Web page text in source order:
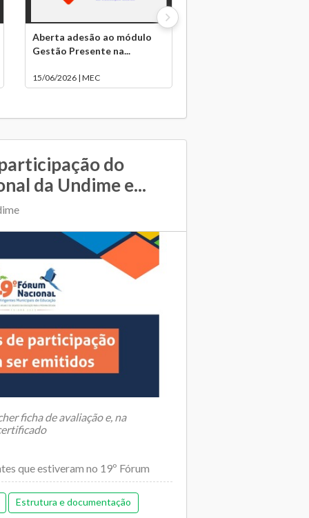
Aberta adesão ao módulo
Gestão Presente na...
15/06/2026 | MEC
do
da Undime e...
ficha de avaliação e, na
que estiveram no 19º Fórum
Estrutura e documentação